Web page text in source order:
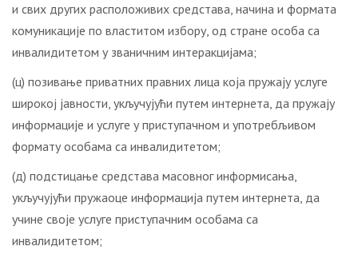
и свих других расположивих средстава, начина и формата
комуникације по властитом избору, од стране особа са
инвалидитетом у званичним интеракцијама;
(ц) позивање приватних правних лица која пружају услуге
широкој јавности, укључујући путем интернета, да пружају
информације и услуге у приступачном и употребљивом
формату особама са инвалидитетом;
(д) подстицање средстава масовног информисања,
укључујући пружаоце информација путем интернета, да
учине своје услуге приступачним особама са
инвалидитетом;